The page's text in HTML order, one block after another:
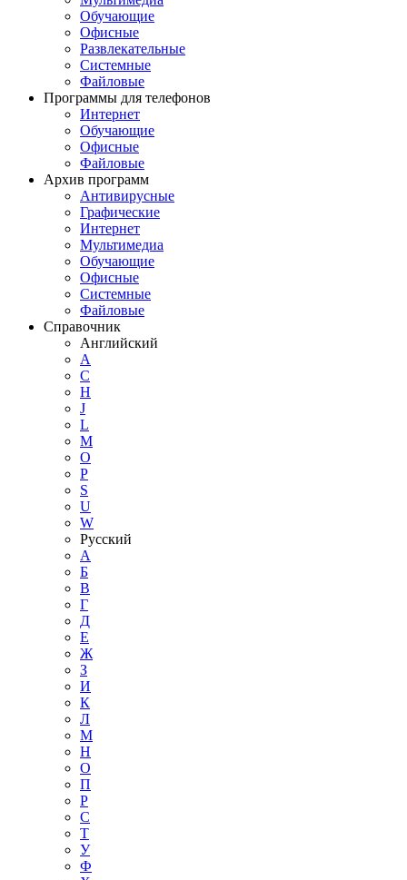
Обучающие
Офисные
Развлекательные
Системные
Файловые
Программы для телефонов
Интернет
Обучающие
Офисные
Файловые
Архив программ
Антивирусные
Графические
Интернет
Мультимедиа
Обучающие
Офисные
Системные
Файловые
Справочник
Английский
A
C
H
J
L
M
O
P
S
U
W
Русский
А
Б
В
Г
Д
Е
Ж
З
И
К
Л
М
Н
О
П
Р
С
Т
У
Ф